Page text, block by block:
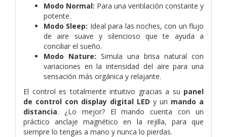
Modo Normal: Para una ventilación constante y
potente.
Modo Sleep: Ideal para las noches, con un flujo
de aire suave y silencioso que te ayuda a
conciliar el sueño.
Modo Nature: Simula una brisa natural con
variaciones en la intensidad del aire para una
sensación más orgánica y relajante.
El control es totalmente intuitivo gracias a su panel
de control con display digital LED y un mando a
distancia. ¿Lo mejor? El mando cuenta con un
práctico anclaje magnético en la rejilla, para que
siempre lo tengas a mano y nunca lo pierdas.